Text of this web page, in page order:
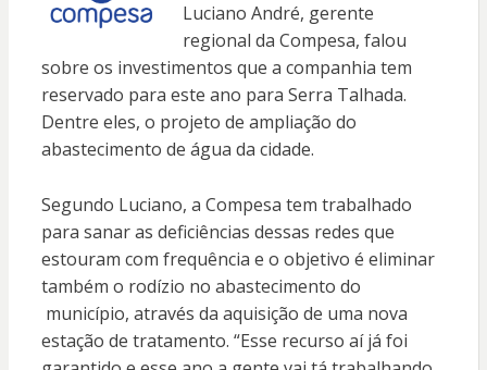
Luciano André, gerente
regional da Compesa, falou
sobre os investimentos que a companhia tem
reservado para este ano para Serra Talhada.
Dentre eles, o projeto de ampliação do
abastecimento de água da cidade.
Segundo Luciano, a Compesa tem trabalhado
para sanar as deficiências dessas redes que
estouram com frequência e o objetivo é eliminar
também o rodízio no abastecimento do
município, através da aquisição de uma nova
estação de tratamento. “Esse recurso aí já foi